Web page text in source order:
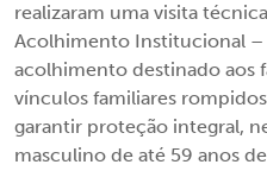
realizaram uma visita
Acolhimento Institucional –
acolhimento destinado aos
vínculos familiares
garantir proteção integral,
masculino de até 59 anos